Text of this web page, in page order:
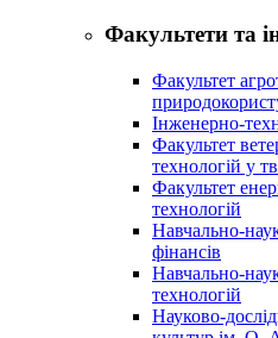
Факультети та
Факультет
Інженерно-
Факультет
технологій у
Факультет
технологій
Навчально-
фінансів
Навчально-
технологій
Науково-